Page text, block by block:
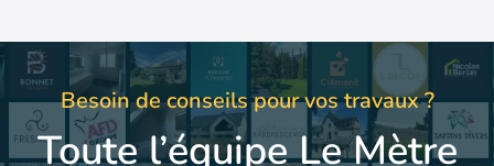
Besoin de conseils pour vos travaux ?
Toute l’équipe Le Mètre